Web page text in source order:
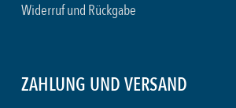
Widerruf und Rückgabe
ZAHLUNG UND VERSAND